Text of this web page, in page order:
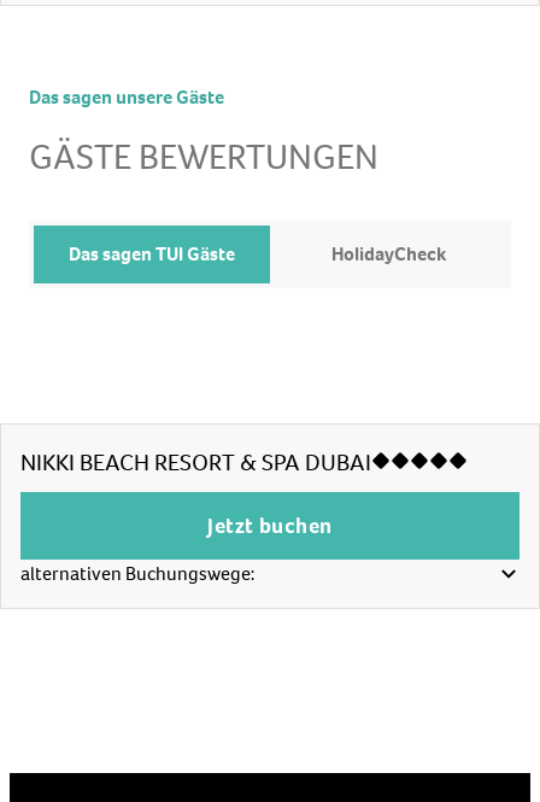
Das sagen unsere Gäste
GÄSTE BEWERTUNGEN
Das sagen TUI Gäste HolidayCheck
NIKKI BEACH RESORT & SPA DUBAI
alternativen Buchungswege:
Jetzt buchen